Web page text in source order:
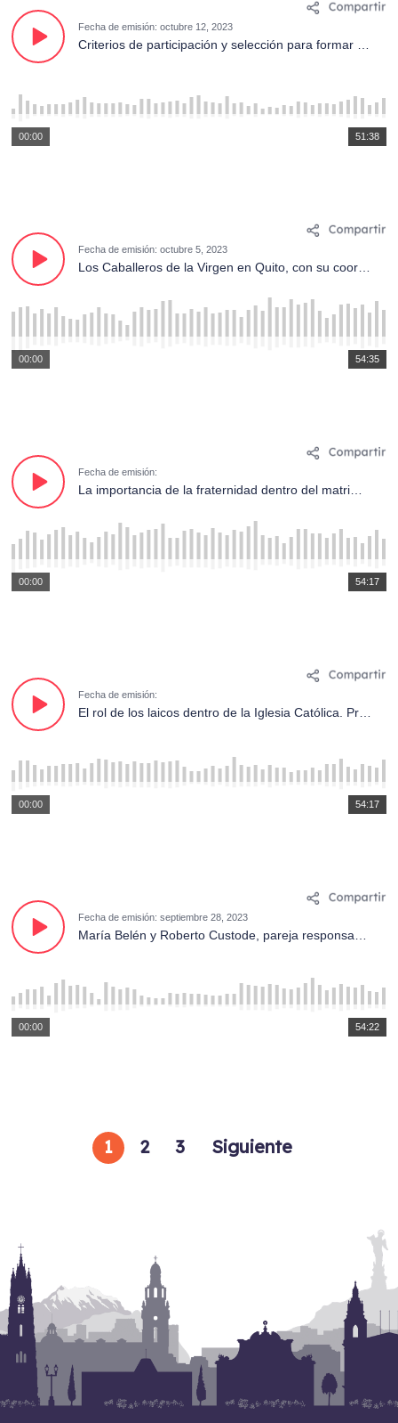
Fecha de emisión: octubre 12, 2023
51:38
00:00
Fecha de emisión: octubre 5, 2023
54:35
00:00
Fecha de emisión:
54:17
00:00
Fecha de emisión:
54:17
00:00
Fecha de emisión: septiembre 28, 2023
54:22
00:00
1 2 3 Siguiente